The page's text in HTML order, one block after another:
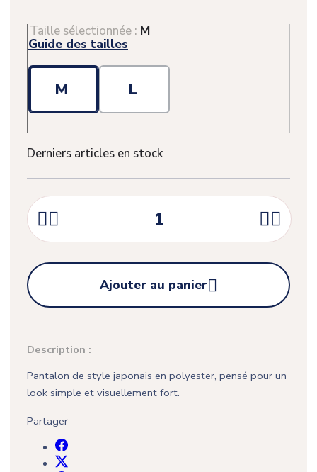
Taille sélectionnée : M
Guide des tailles
M L
Derniers articles en stock
 

Ajouter au panier
Description :
Pantalon de style japonais en polyester, pensé pour un
look simple et visuellement fort.
Partager